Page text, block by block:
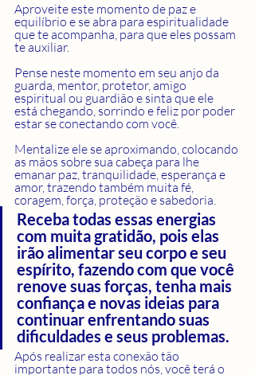
Aproveite este momento de paz e
equilíbrio e se abra para espiritualidade
que te acompanha, para que eles possam
te auxiliar.
Pense neste momento em seu anjo da
guarda, mentor, protetor, amigo
espiritual ou guardião e sinta que ele
está chegando, sorrindo e feliz por poder
estar se conectando com você.
Mentalize ele se aproximando, colocando
as mãos sobre sua cabeça para lhe
emanar paz, tranquilidade, esperança e
amor, trazendo também muita fé,
coragem, força, proteção e sabedoria.
Receba todas essas energias
com muita gratidão, pois elas
irão alimentar seu corpo e seu
espírito, fazendo com que você
renove suas forças, tenha mais
confiança e novas ideias para
continuar enfrentando suas
dificuldades e seus problemas.
Após realizar esta conexão tão
importante para todos nós, você terá o